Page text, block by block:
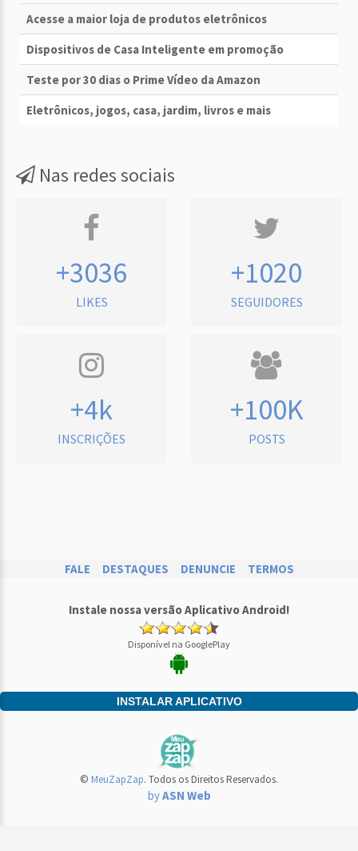
Acesse a maior loja de produtos eletrônicos
Dispositivos de Casa Inteligente em promoção
Teste por 30 dias o Prime Vídeo da Amazon
Eletrônicos, jogos, casa, jardim, livros e mais
Nas redes sociais
+3036
LIKES
+1020
SEGUIDORES
+4k
INSCRIÇÕES
+100K
POSTS
FALE DESTAQUES DENUNCIE TERMOS
Instale nossa versão Aplicativo Android!
Disponível na GooglePlay
INSTALAR APLICATIVO
© MeuZapZap. Todos os Direitos Reservados.
byASN Web